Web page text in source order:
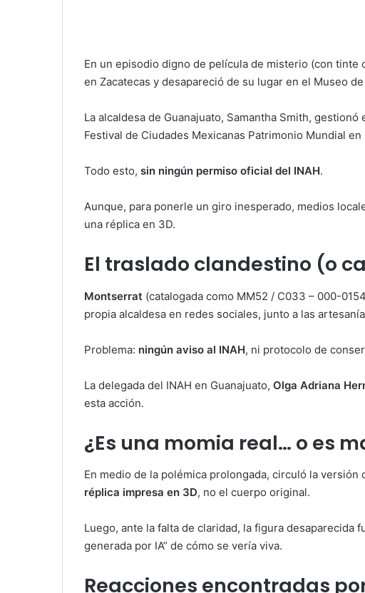
En un episodio digno de película de misterio (con tinte
en Zacatecas y desapareció de su lugar en el Museo
La alcaldesa de Guanajuato, Samantha Smith, gestionó
Festival de Ciudades Mexicanas Patrimonio Mundial
Todo esto, sin ningún permiso oficial del INAH.
Aunque, para ponerle un giro inesperado, medios
una réplica en 3D.
El traslado clandestino (o
Montserrat (catalogada como MM52 / C033 – 000-
propia alcaldesa en redes sociales, junto a las
Problema: ningún aviso al INAH, ni protocolo de
La delegada del INAH en Guanajuato, Olga Adriana
esta acción.
¿Es una momia real… o es
En medio de la polémica prolongada, circuló la
réplica impresa en 3D, no el cuerpo original.
Luego, ante la falta de claridad, la figura desaparecida
generada por IA” de cómo se vería viva.
Reacciones encontradas